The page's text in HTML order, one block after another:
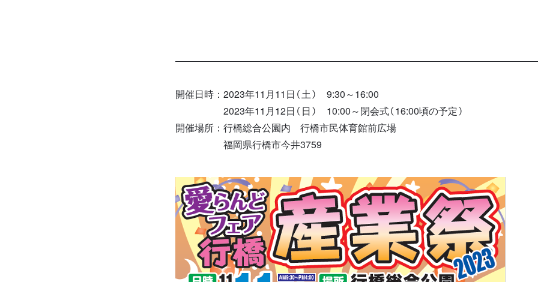
開催日時：2023年11月11日（土） 9:30～16:00
2023年11月12日（日） 10:00～閉会式（16:00頃の予定）
開催場所：行橋総合公園内 行橋市民体育館前広場
福岡県行橋市今井3759